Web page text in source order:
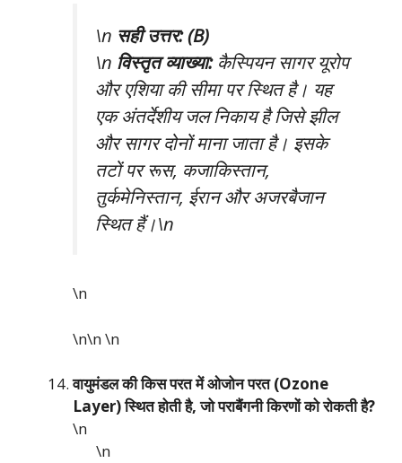
\n सही उत्तर: (B)
\n विस्तृत व्याख्या:कैस्पियन सागर यूरोप
और एशिया की सीमा पर स्थित है। यह
एक अंतर्देशीय जल निकाय है जिसे झील
और सागर दोनों माना जाता है। इसके
तटों पर रूस, कजाकिस्तान,
तुर्कमेनिस्तान, ईरान और अजरबैजान
स्थित हैं।\n
\n
\n\n\n
वायुमंडल की किस परत में ओजोन परत (Ozone
Layer) स्थित होती है, जो पराबैंगनी किरणों को रोकती है?
\n
\n